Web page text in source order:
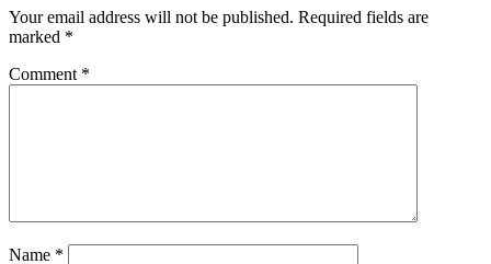
Your email address will not be published. Required fields are
marked *
Comment *
Name *